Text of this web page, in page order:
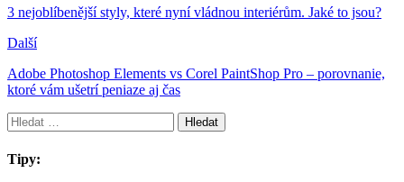
3 nejoblíbenější styly, které nyní vládnou interiérům. Jaké to jsou?
Další
Adobe Photoshop Elements vs Corel PaintShop Pro – porovnanie,
ktoré vám ušetrí peniaze aj čas
Vyhledávání
Tipy: